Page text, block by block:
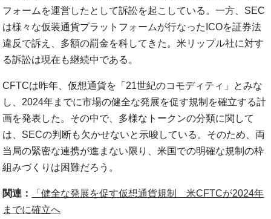
フォームを運営したとして訴訟を起こしている。一方、SEC
は様々な仮装通貨プラットフォームが行なったICOを証券法
違反で訴え、多額の罰金を科してきた。米リップル社に対す
る訴訟は現在も継続中である。
CFTCは昨年、仮想通貨を「21世紀のコモディティ」とみな
し、2024年までに市場の健全な発展を促す規制を確立する計
画を発表した。その中で、多様なトークンの分類に関して
は、SECの判断も欠かせないと示唆している。そのため、両
当局の緊密な連携が進まない限り、米国での明確な規制の枠
組みづくりは困難だろう。
関連：
「健全な発展を促す仮想通貨規制 米CFTCが2024年
までに確立へ